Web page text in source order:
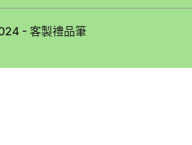
- 客製禮品筆